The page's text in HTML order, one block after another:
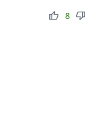
thumb_up thumb_down
8